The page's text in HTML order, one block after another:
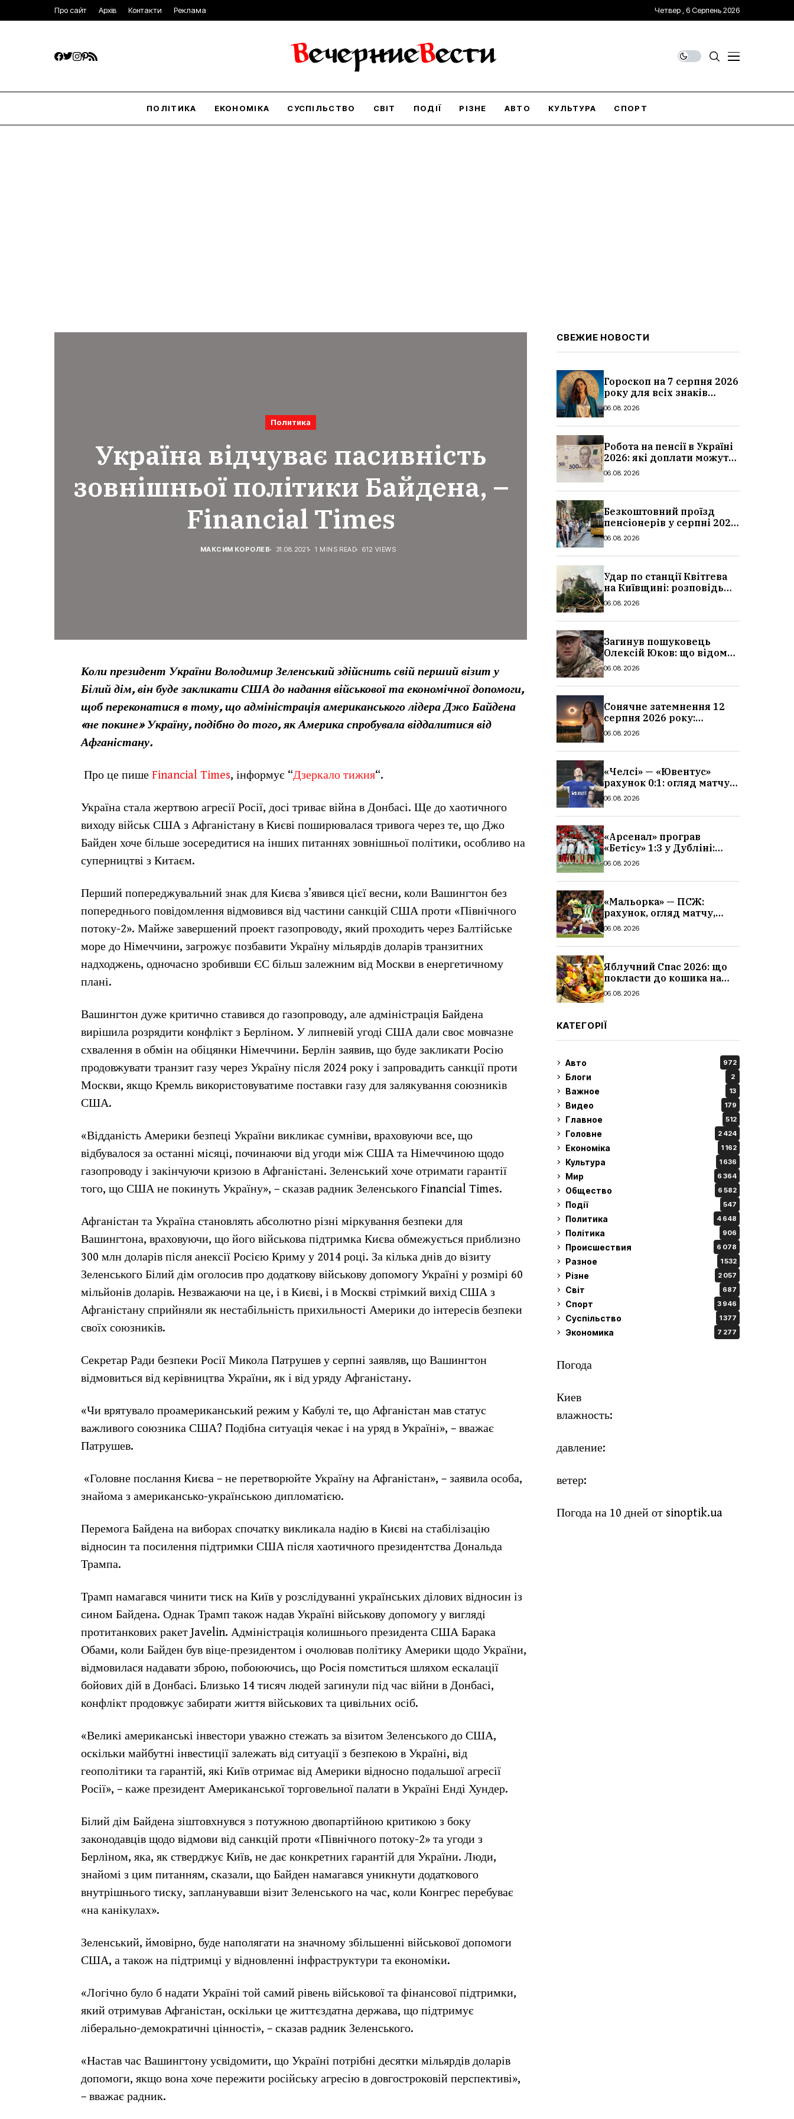
Про сайт Архів Контакти Реклама Четвер , 6 Серпень 2026
ПОЛІТИКА ЕКОНОМІКА СУСПІЛЬСТВО СВІТ ПОДІЇ РІЗНЕ АВТО КУЛЬТУРА СПОРТ
Политика
Україна відчуває пасивність
зовнішньої політики Байдена, –
Financial Times
МАКСИМ КОРОЛЕВ 31.08.2021 1 MINS READ 612 VIEWS
Коли президент України Володимир Зеленський здійснить свій перший візит у
Білий дім, він буде закликати США до надання військової та економічної допомоги,
щоб переконатися в тому, що адміністрація американського лідера Джо Байдена
«не покине» Україну, подібно до того, як Америка спробувала віддалитися від
Афганістану.
Про це пише Financial Times, інформує “Дзеркало тижня“.
Україна стала жертвою агресії Росії, досі триває війна в Донбасі. Ще до хаотичного
виходу військ США з Афганістану в Києві поширювалася тривога через те, що Джо
Байден хоче більше зосередитися на інших питаннях зовнішньої політики, особливо на
суперництві з Китаєм.
Перший попереджувальний знак для Києва з’явився цієї весни, коли Вашингтон без
попереднього повідомлення відмовився від частини санкцій США проти «Північного
потоку-2». Майже завершений проект газопроводу, який проходить через Балтійське
море до Німеччини, загрожує позбавити Україну мільярдів доларів транзитних
надходжень, одночасно зробивши ЄС більш залежним від Москви в енергетичному
плані.
Вашингтон дуже критично ставився до газопроводу, але адміністрація Байдена
вирішила розрядити конфлікт з Берліном. У липневій угоді США дали своє мовчазне
схвалення в обмін на обіцянки Німеччини. Берлін заявив, що буде закликати Росію
продовжувати транзит газу через Україну після 2024 року і запровадить санкції проти
Москви, якщо Кремль використовуватиме поставки газу для залякування союзників
США.
«Відданість Америки безпеці України викликає сумніви, враховуючи все, що
відбувалося за останні місяці, починаючи від угоди між США та Німеччиною щодо
газопроводу і закінчуючи кризою в Афганістані. Зеленський хоче отримати гарантії
того, що США не покинуть Україну», – сказав радник Зеленського Financial Times.
Афганістан та Україна становлять абсолютно різні міркування безпеки для
Вашингтона, враховуючи, що його військова підтримка Києва обмежується приблизно
300 млн доларів після анексії Росією Криму у 2014 році. За кілька днів до візиту
Зеленського Білий дім оголосив про додаткову військову допомогу Україні у розмірі 60
мільйонів доларів. Незважаючи на це, і в Києві, і в Москві стрімкий вихід США з
Афганістану сприйняли як нестабільність прихильності Америки до інтересів безпеки
своїх союзників.
Секретар Ради безпеки Росії Микола Патрушев у серпні заявляв, що Вашингтон
відмовиться від керівництва України, як і від уряду Афганістану.
«Чи врятувало проамериканський режим у Кабулі те, що Афганістан мав статус
важливого союзника США? Подібна ситуація чекає і на уряд в Україні», – вважає
Патрушев.
«Головне послання Києва – не перетворюйте Україну на Афганістан», – заявила особа,
знайома з американсько-українською дипломатією.
Перемога Байдена на виборах спочатку викликала надію в Києві на стабілізацію
відносин та посилення підтримки США після хаотичного президентства Дональда
Трампа.
Трамп намагався чинити тиск на Київ у розслідуванні українських ділових відносин із
сином Байдена. Однак Трамп також надав Україні військову допомогу у вигляді
протитанкових ракет Javelin. Адміністрація колишнього президента США Барака
Обами, коли Байден був віце-президентом і очолював політику Америки щодо України,
відмовилася надавати зброю, побоюючись, що Росія помститься шляхом ескалації
бойових дій в Донбасі. Близько 14 тисяч людей загинули під час війни в Донбасі,
конфлікт продовжує забирати життя військових та цивільних осіб.
«Великі американські інвестори уважно стежать за візитом Зеленського до США,
оскільки майбутні інвестиції залежать від ситуації з безпекою в Україні, від
геополітики та гарантій, які Київ отримає від Америки відносно подальшої агресії
Росії», – каже президент Американської торговельної палати в Україні Енді Хундер.
Білий дім Байдена зіштовхнувся з потужною двопартійною критикою з боку
законодавців щодо відмови від санкцій проти «Північного потоку-2» та угоди з
Берліном, яка, як стверджує Київ, не дає конкретних гарантій для України. Люди,
знайомі з цим питанням, сказали, що Байден намагався уникнути додаткового
внутрішнього тиску, запланувавши візит Зеленського на час, коли Конгрес перебуває
«на канікулах».
Зеленський, ймовірно, буде наполягати на значному збільшенні військової допомоги
США, а також на підтримці у відновленні інфраструктури та економіки.
«Логічно було б надати Україні той самий рівень військової та фінансової підтримки,
який отримував Афганістан, оскільки це життєздатна держава, що підтримує
ліберально-демократичні цінності», – сказав радник Зеленського.
«Настав час Вашингтону усвідомити, що Україні потрібні десятки мільярдів доларів
допомоги, якщо вона хоче пережити російську агресію в довгостроковій перспективі»,
– вважає радник.
СВЕЖИЕ НОВОСТИ
Гороскоп на 7 серпня 2026
року для всіх знаків
зодіаку: кому пощастить у
06.08.2026
Робота на пенсії в Україні
2026: які доплати можуть
скасувати, про що
06.08.2026
Безкоштовний проїзд
пенсіонерів у серпні 2026
в Україні: де діє пільга,
06.08.2026
Удар по станції Квітгева
на Київщині: розповідь
очевидців, як вісім людей
сталося
06.08.2026
Загинув пошуковець
Олексій Юков: що відомо
про його роботу, хто він
06.08.2026
Сонячне затемнення 12
серпня 2026 року:
гороскоп, кому із знаків
06.08.2026
«Челсі» — «Ювентус»
рахунок 0:1: огляд матчу
та вихід Мудрика
06.08.2026
«Арсенал» програв
«Бетісу» 1:3 у Дубліні:
огляд матчу та всі голи
06.08.2026
«Мальорка» — ПСЖ:
рахунок, огляд матчу,
голи та склад парижан
06.08.2026
Яблучний Спас 2026: що
покласти до кошика на
освячення, які фрукти,
06.08.2026
КАТЕГОРІЇ
Авто 972
Блоги 2
Важное 13
Видео 179
Главное 512
Головне 2 424
Економіка 1 162
Культура 1 636
Мир 6 364
Общество 6 582
Події 547
Политика 4 648
Політика 906
Происшествия 6 078
Разное 1 532
Різне 2 057
Світ 687
Спорт 3 946
Суспільство 1 377
Экономика 7 277
Погода
Киев
влажность:
давление:
ветер:
Погода на 10 дней от sinoptik.ua